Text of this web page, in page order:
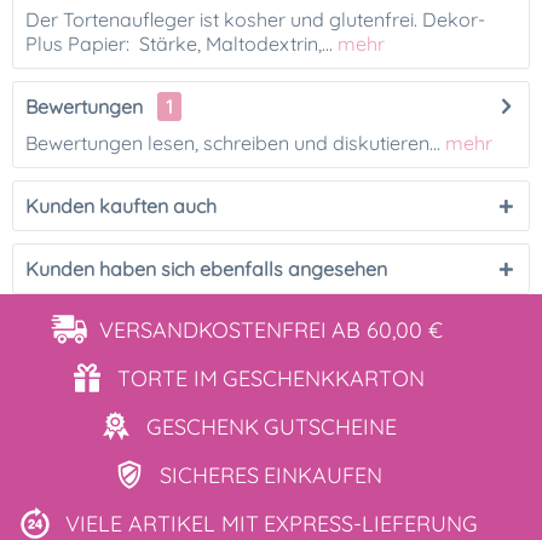
Der Tortenaufleger ist kosher und glutenfrei. Dekor-
Plus Papier: Stärke, Maltodextrin,... mehr
Bewertungen
1
Bewertungen lesen, schreiben und diskutieren... mehr
Kunden kauften auch
Kunden haben sich ebenfalls angesehen
VERSANDKOSTENFREI AB 60,00 €
TORTE IM GESCHENKKARTON
GESCHENK GUTSCHEINE
SICHERES EINKAUFEN
VIELE ARTIKEL MIT EXPRESS-LIEFERUNG